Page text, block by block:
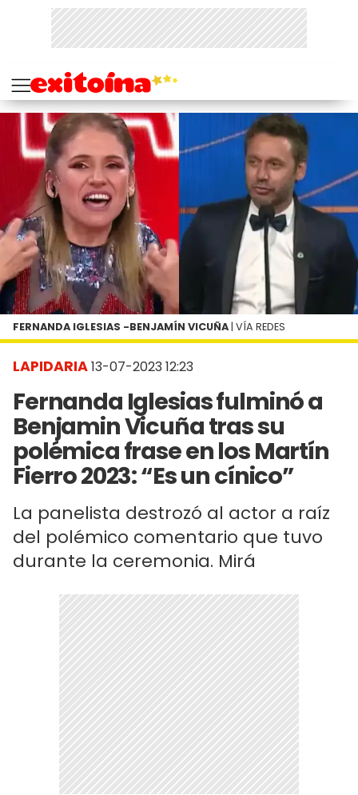
LAPIDARIA13-07-2023 12:23
Fernanda Iglesias fulminó a
Benjamin Vicuña tras su
polémica frase en los Martín
Fierro 2023: “Es un cínico”
La panelista destrozó al actor a raíz
del polémico comentario que tuvo
durante la ceremonia. Mirá
FERNANDA IGLESIAS -BENJAMÍN VICUÑA | VÍA REDES